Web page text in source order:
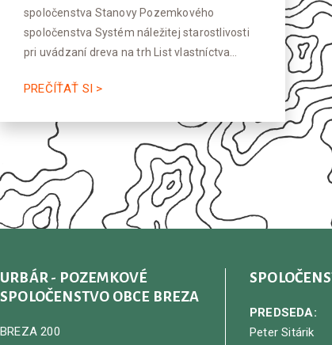
spoločenstva Stanovy Pozemkového
spoločenstva Systém náležitej starostlivosti
pri uvádzaní dreva na trh List vlastníctva…
PREČÍŤAŤ SI >
URBÁR - POZEMKOVÉ
SPOLOČENSTVO OBCE BREZA
BREZA 200
PREDSEDA:
Peter Sitárik